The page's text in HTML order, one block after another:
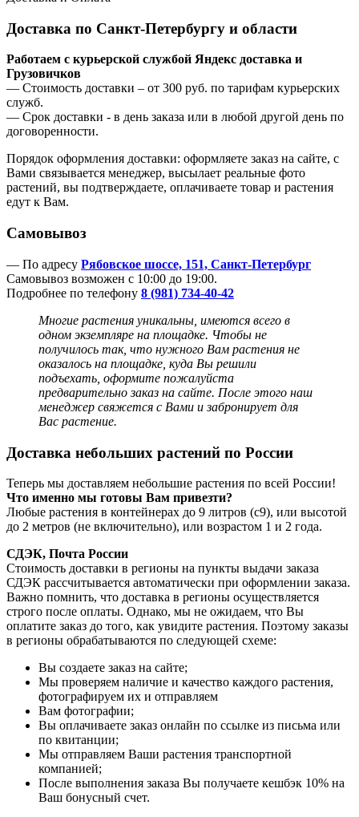
Доставка по Санкт-Петербургу и области
Работаем с курьерской службой Яндекс доставка и
Грузовичков
— Стоимость доставки – от 300 руб. по тарифам курьерских
служб.
— Срок доставки - в день заказа или в любой другой день по
договоренности.
Порядок оформления доставки: оформляете заказ на сайте, с
Вами связывается менеджер, высылает реальные фото
растений, вы подтверждаете, оплачиваете товар и растения
едут к Вам.
Самовывоз
— По адресу Рябовское шоссе, 151, Санкт-Петербург
Самовывоз возможен с 10:00 до 19:00.
Подробнее по телефону 8 (981) 734-40-42
Многие растения уникальны, имеются всего в
одном экземпляре на площадке. Чтобы не
получилось так, что нужного Вам растения не
оказалось на площадке, куда Вы решили
подъехать, оформите пожалуйста
предварительно заказ на сайте. После этого наш
менеджер свяжется с Вами и забронирует для
Вас растение.
Доставка небольших растений по России
Теперь мы доставляем небольшие растения по всей России!
Что именно мы готовы Вам привезти?
Любые растения в контейнерах до 9 литров (с9), или высотой
до 2 метров (не включительно), или возрастом 1 и 2 года.
СДЭК, Почта России
Стоимость доставки в регионы на пункты выдачи заказа
СДЭК рассчитывается автоматически при оформлении заказа.
Важно помнить, что доставка в регионы осуществляется
строго после оплаты. Однако, мы не ожидаем, что Вы
оплатите заказ до того, как увидите растения. Поэтому заказы
в регионы обрабатываются по следующей схеме:
Вы создаете заказ на сайте;
Мы проверяем наличие и качество каждого растения,
фотографируем их и отправляем
Вам фотографии;
Вы оплачиваете заказ онлайн по ссылке из письма или
по квитанции;
Мы отправляем Ваши растения транспортной
компанией;
После выполнения заказа Вы получаете кешбэк 10% на
Ваш бонусный счет.